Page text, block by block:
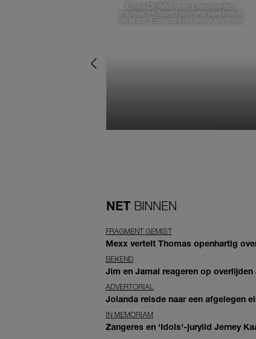
Elske DeWall over Leeuwarden,
muziek en haar favoriete plekken in
de stad: 'Een stad die voelt als thuis'
NET BINNEN
FRAGMENT GEMIST
Mexx vertelt Thomas openhartig
BEKEND
Jim en Jamai reageren op
ADVERTORIAL
Jolanda reisde naar een afgelegen
IN MEMORIAM
Zangeres en 'Idols'-jurylid Jerney